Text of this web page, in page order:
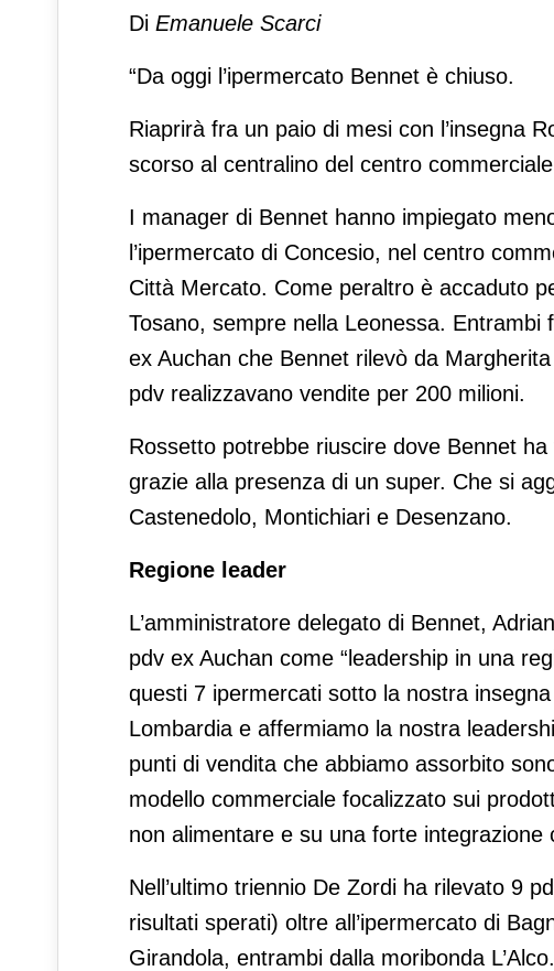
Di Emanuele Scarci
“Da oggi l’ipermercato Bennet è chiuso.
Riaprirà fra un paio di mesi con l’insegna
scorso al centralino del centro
I manager di Bennet hanno impiegato
l’ipermercato di Concesio, nel centro
Città Mercato. Come peraltro è accaduto
Tosano, sempre nella Leonessa.
ex Auchan che Bennet rilevò da
pdv realizzavano vendite per 200 milioni.
Rossetto potrebbe riuscire dove Bennet
grazie alla presenza di un super. Che si
Castenedolo, Montichiari e Desenzano.
Regione leader
L’amministratore delegato di Bennet,
pdv ex Auchan come “leadership in una
questi 7 ipermercati sotto la nostra
Lombardia e affermiamo la nostra
punti di vendita che abbiamo assorbito
modello commerciale focalizzato sui
non alimentare e su una forte integrazione
Nell’ultimo triennio De Zordi ha rilevato 9
risultati sperati) oltre all’ipermercato di
Girandola, entrambi dalla moribonda L’Alco.